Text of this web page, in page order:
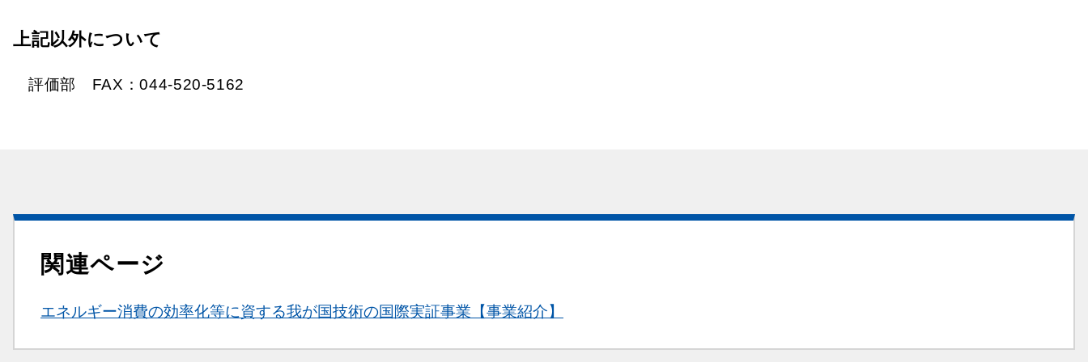
上記以外について
評価部 FAX：044-520-5162­
関連ページ
関連情報
エネルギー消費の効率化等に資する我が国技術の国際実証事業【事業紹介】